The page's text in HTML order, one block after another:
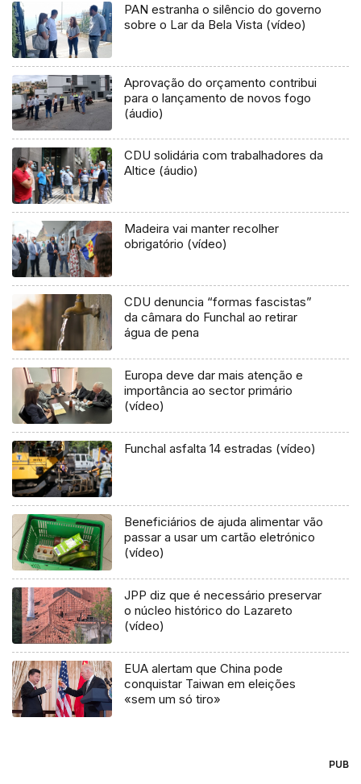
PAN estranha o silêncio do governo
sobre o Lar da Bela Vista (vídeo)
Aprovação do orçamento contribui
para o lançamento de novos fogo
(áudio)
CDU solidária com trabalhadores da
Altice (áudio)
Madeira vai manter recolher
obrigatório (vídeo)
CDU denuncia “formas fascistas”
da câmara do Funchal ao retirar
água de pena
Europa deve dar mais atenção e
importância ao sector primário
(vídeo)
Funchal asfalta 14 estradas (vídeo)
Beneficiários de ajuda alimentar vão
passar a usar um cartão eletrónico
(vídeo)
JPP diz que é necessário preservar
o núcleo histórico do Lazareto
(vídeo)
EUA alertam que China pode
conquistar Taiwan em eleições
«sem um só tiro»
PUB